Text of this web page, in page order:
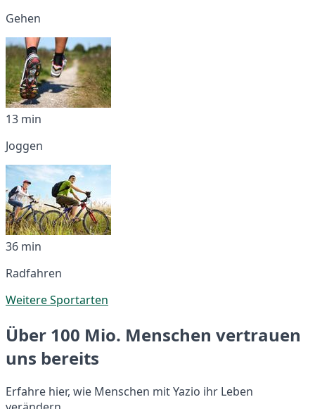
Gehen
13 min
Joggen
36 min
Radfahren
Weitere Sportarten
Über 100 Mio. Menschen vertrauen
uns bereits
Erfahre hier, wie Menschen mit Yazio ihr Leben